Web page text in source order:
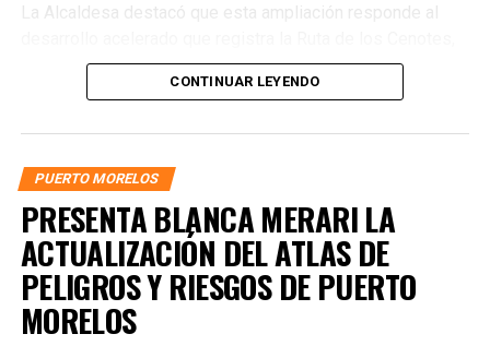
La Alcaldesa destacó que esta ampliación responde al
corredor que se consolida como uno de los más
importantes del estado. Subrayó que la incorporación de
para habitantes, trabajadores y visitantes. “Con estas
nuevas cámaras seguimos ampliando una herramienta
tecnológica que permite dar seguimiento y monitoreo a
distintos puntos de esta zona del municipio”, afirmó.
CONTINUAR LEYENDO
PUERTO MORELOS
PRESENTA BLANCA MERARI LA
ACTUALIZACIÓN DEL ATLAS DE
PELIGROS Y RIESGOS DE PUERTO
MORELOS